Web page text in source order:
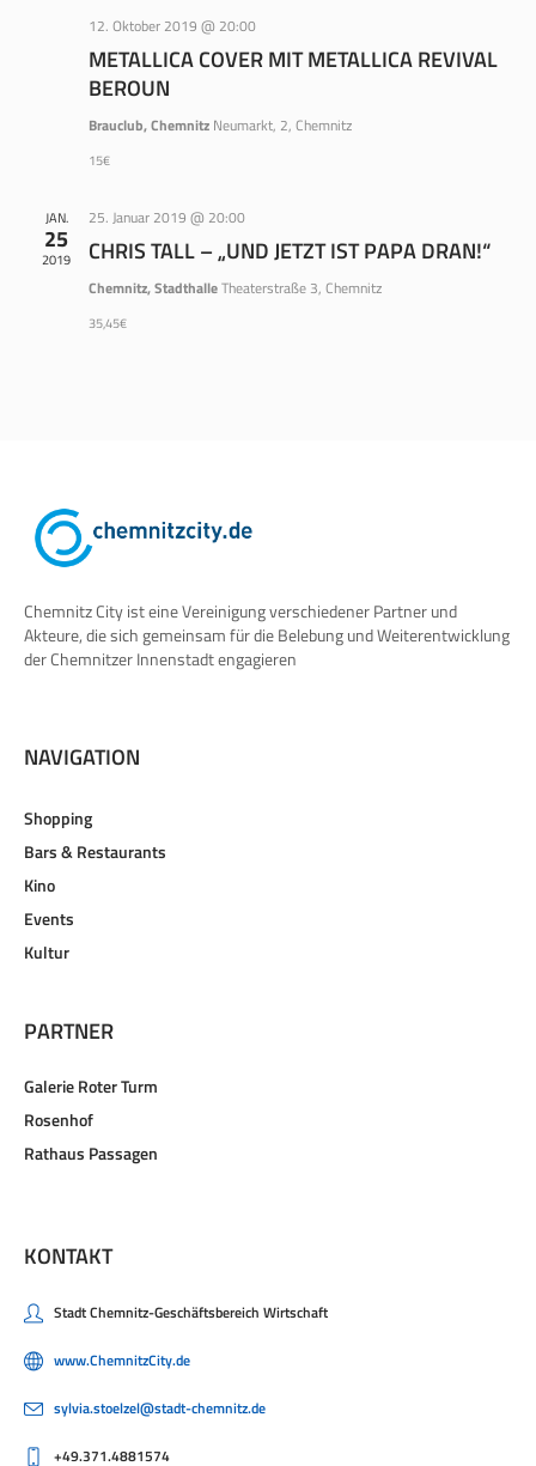
12. Oktober 2019 @ 20:00
METALLICA COVER MIT METALLICA REVIVAL
BEROUN
Brauclub, Chemnitz Neumarkt, 2, Chemnitz
15€
JAN.
25
2019
25. Januar 2019 @ 20:00
CHRIS TALL – „UND JETZT IST PAPA DRAN!“
Chemnitz, StadthalleTheaterstraße 3, Chemnitz
35,45€
Chemnitz City ist eine Vereinigung verschiedener Partner und
Akteure, die sich gemeinsam für die Belebung und Weiterentwicklung
der Chemnitzer Innenstadt engagieren
NAVIGATION
Shopping
Bars & Restaurants
Kino
Events
Kultur
PARTNER
Galerie Roter Turm
Rosenhof
Rathaus Passagen
KONTAKT
Stadt Chemnitz-Geschäftsbereich Wirtschaft
www.ChemnitzCity.de
sylvia.stoelzel@stadt-chemnitz.de
+49.371.4881574